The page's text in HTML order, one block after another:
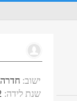
ישוב: חדרה
שנת לידה: